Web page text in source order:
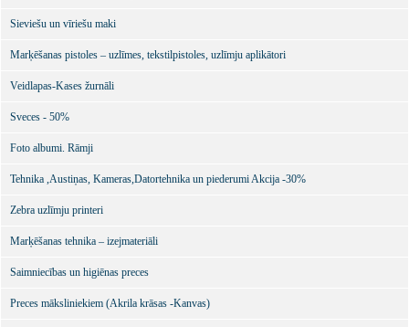
Sieviešu un vīriešu maki
Marķēšanas pistoles – uzlīmes, tekstilpistoles, uzlīmju aplikātori
Veidlapas-Kases žurnāli
Sveces - 50%
Foto albumi. Rāmji
Tehnika ,Austiņas, Kameras,Datortehnika un piederumi Akcija -30%
Zebra uzlīmju printeri
Marķēšanas tehnika – izejmateriāli
Saimniecības un higiēnas preces
Preces māksliniekiem (Akrila krāsas -Kanvas)